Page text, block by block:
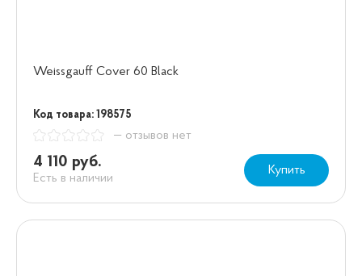
Weissgauff Cover 60 Black
Код товара: 198575
— отзывов нет
4 110 руб.
Есть в наличии
Купить